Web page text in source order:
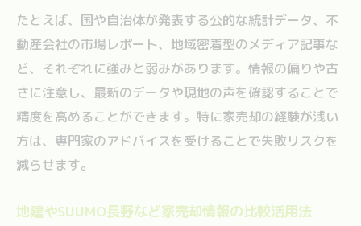
家売却判断に役立つ長野県住まいの地価情
報の集め方
地価データを活かした家売却価格の目安設
定法
地建やSUUMO長野の地価情報で家売却判断
を強化
家売却を考えるなら長野市の将来性を見極めて
分析
たとえば、国や自治体が発表する公的な統計データ、不
動産会社の市場レポート、地域密着型のメディア記事な
ど、それぞれに強みと弱みがあります。情報の偏りや古
さに注意し、最新のデータや現地の声を確認することで
精度を高めることができます。特に家売却の経験が浅い
方は、専門家のアドバイスを受けることで失敗リスクを
減らせます。
地建やSUUMO長野など家売却情報の比較活用法